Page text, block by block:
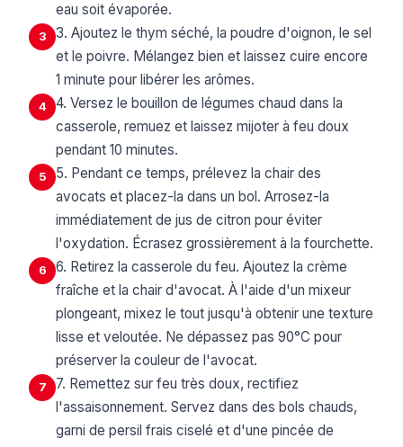
eau soit évaporée.
3
3. Ajoutez le thym séché, la poudre d'oignon, le sel
et le poivre. Mélangez bien et laissez cuire encore
1 minute pour libérer les arômes.
4
4. Versez le bouillon de légumes chaud dans la
casserole, remuez et laissez mijoter à feu doux
pendant 10 minutes.
5
5. Pendant ce temps, prélevez la chair des
avocats et placez-la dans un bol. Arrosez-la
immédiatement de jus de citron pour éviter
l'oxydation. Écrasez grossièrement à la fourchette.
6
6. Retirez la casserole du feu. Ajoutez la crème
fraîche et la chair d'avocat. À l'aide d'un mixeur
plongeant, mixez le tout jusqu'à obtenir une texture
lisse et veloutée. Ne dépassez pas 90°C pour
préserver la couleur de l'avocat.
7
7. Remettez sur feu très doux, rectifiez
l'assaisonnement. Servez dans des bols chauds,
garni de persil frais ciselé et d'une pincée de